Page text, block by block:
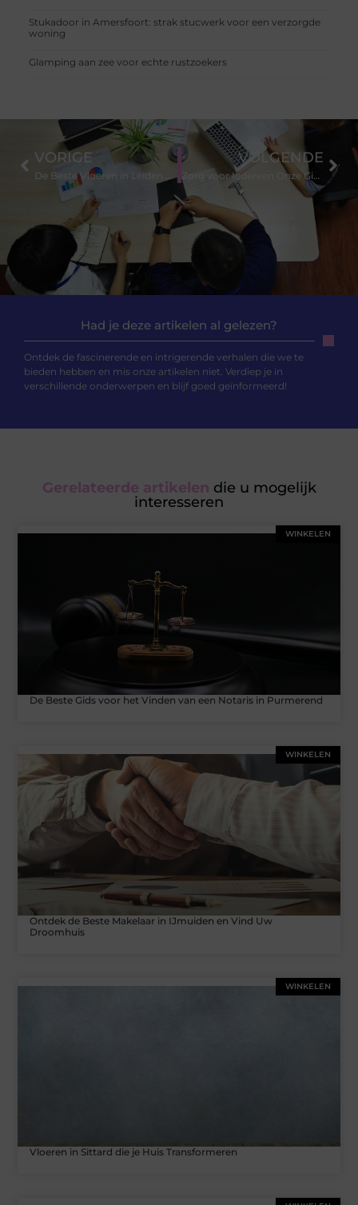
Stukadoor in Amersfoort: strak stucwerk voor een verzorgde
woning
Glamping aan zee voor echte rustzoekers
Had je deze artikelen al gelezen?
Ontdek de fascinerende en intrigerende verhalen die we te
bieden hebben en mis onze artikelen niet. Verdiep je in
verschillende onderwerpen en blijf goed geïnformeerd!
VORIGE VOLGENDE
Zorg voor Iedereen Onze Gids voor Thuiszorg in Barendrecht
Gerelateerde artikelen die u mogelijk
interesseren
WINKELEN
De Beste Gids voor het Vinden van een Notaris in Purmerend
WINKELEN
Ontdek de Beste Makelaar in IJmuiden en Vind Uw
Droomhuis
WINKELEN
Vloeren in Sittard die je Huis Transformeren